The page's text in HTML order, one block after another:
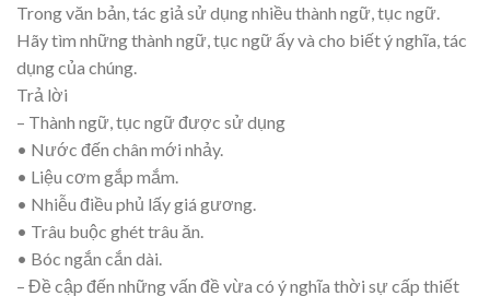
Trong văn bản, tác giả sử dụng nhiều thành ngữ, tục ngữ.
Hãy tìm những thành ngữ, tục ngữ ấy và cho biết ý nghĩa, tác
dụng của chúng.
Trả lời
– Thành ngữ, tục ngữ được sử dụng
• Nước đến chân mới nhảy.
• Liệu cơm gắp mắm.
• Nhiễu điều phủ lấy giá gương.
• Trâu buộc ghét trâu ăn.
• Bóc ngắn cắn dài.
– Đề cập đến những vấn đề vừa có ý nghĩa thời sự cấp thiết